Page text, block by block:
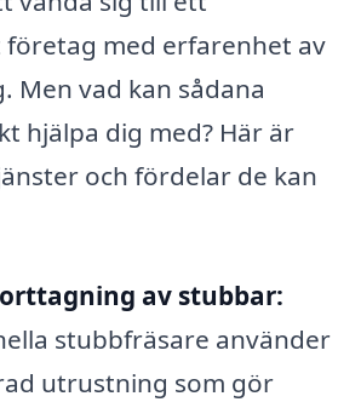
med erfarenhet av
Men vad kan sådana
hjälpa dig med? Här är
och fördelar de kan
av stubbar:
stubbfräsare använder
utrustning som gör